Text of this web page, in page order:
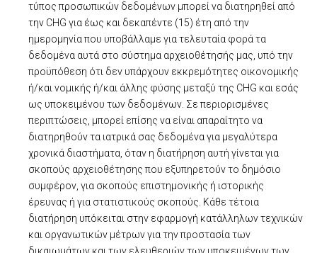
τύπος προσωπικών δεδομένων μπορεί να διατηρηθεί από
την CHG για έως και δεκαπέντε (15) έτη από την
ημερομηνία που υποβάλλαμε για τελευταία φορά τα
δεδομένα αυτά στο σύστημα αρχειοθέτησής μας, υπό την
προϋπόθεση ότι δεν υπάρχουν εκκρεμότητες οικονομικής
ή/και νομικής ή/και άλλης φύσης μεταξύ της CHG και εσάς
ως υποκειμένου των δεδομένων. Σε περιορισμένες
περιπτώσεις, μπορεί επίσης να είναι απαραίτητο να
διατηρηθούν τα ιατρικά σας δεδομένα για μεγαλύτερα
χρονικά διαστήματα, όταν η διατήρηση αυτή γίνεται για
σκοπούς αρχειοθέτησης που εξυπηρετούν το δημόσιο
συμφέρον, για σκοπούς επιστημονικής ή ιστορικής
έρευνας ή για στατιστικούς σκοπούς. Κάθε τέτοια
διατήρηση υπόκειται στην εφαρμογή κατάλληλων τεχνικών
και οργανωτικών μέτρων για την προστασία των